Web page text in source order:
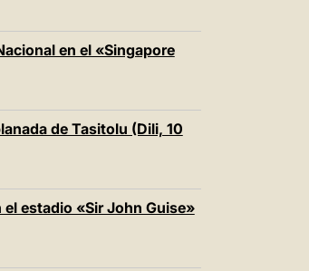
en el «Singapore
de Tasitolu (Dili, 10
estadio «Sir John Guise»